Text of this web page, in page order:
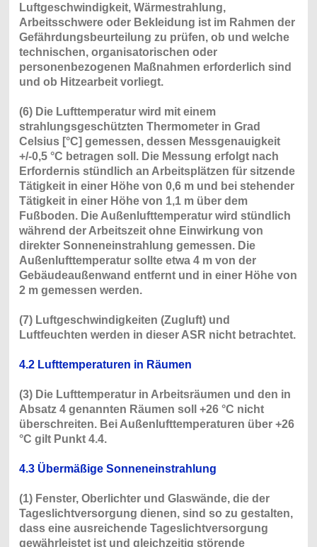
Luftgeschwindigkeit, Wärmestrahlung,
Arbeitsschwere oder Bekleidung ist im Rahmen der
Gefährdungsbeurteilung zu prüfen, ob und welche
technischen, organisatorischen oder
personenbezogenen Maßnahmen erforderlich sind
und ob Hitzearbeit vorliegt.
(6) Die Lufttemperatur wird mit einem
strahlungsgeschützten Thermometer in Grad
Celsius [°C] gemessen, dessen Messgenauigkeit
+/-0,5 °C betragen soll. Die Messung erfolgt nach
Erfordernis stündlich an Arbeitsplätzen für sitzende
Tätigkeit in einer Höhe von 0,6 m und bei stehender
Tätigkeit in einer Höhe von 1,1 m über dem
Fußboden. Die Außenlufttemperatur wird stündlich
während der Arbeitszeit ohne Einwirkung von
direkter Sonneneinstrahlung gemessen. Die
Außenlufttemperatur sollte etwa 4 m von der
Gebäudeaußenwand entfernt und in einer Höhe von
2 m gemessen werden.
(7) Luftgeschwindigkeiten (Zugluft) und
Luftfeuchten werden in dieser ASR nicht betrachtet.
4.2 Lufttemperaturen in Räumen
(3) Die Lufttemperatur in Arbeitsräumen und den in
Absatz 4 genannten Räumen soll +26 °C nicht
überschreiten. Bei Außenlufttemperaturen über +26
°C gilt Punkt 4.4.
4.3 Übermäßige Sonneneinstrahlung
(1) Fenster, Oberlichter und Glaswände, die der
Tageslichtversorgung dienen, sind so zu gestalten,
dass eine ausreichende Tageslichtversorgung
gewährleistet ist und gleichzeitig störende